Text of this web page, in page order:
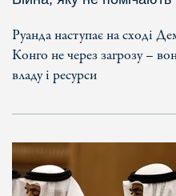
Руанда наступає на сході
Конго не через загрозу –
владу і ресурси